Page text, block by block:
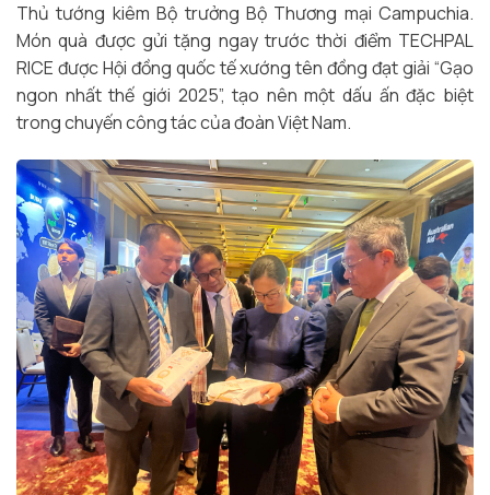
Thủ tướng kiêm Bộ trưởng Bộ Thương mại Campuchia.
Món quà được gửi tặng ngay trước thời điểm TECHPAL
RICE được Hội đồng quốc tế xướng tên đồng đạt giải “Gạo
ngon nhất thế giới 2025”, tạo nên một dấu ấn đặc biệt
trong chuyến công tác của đoàn Việt Nam.